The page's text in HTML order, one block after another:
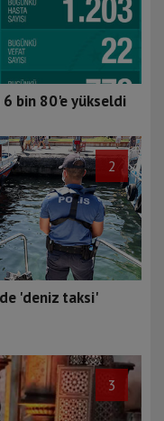
6 bin 80'e yükseldi
2
'deniz taksi'
3